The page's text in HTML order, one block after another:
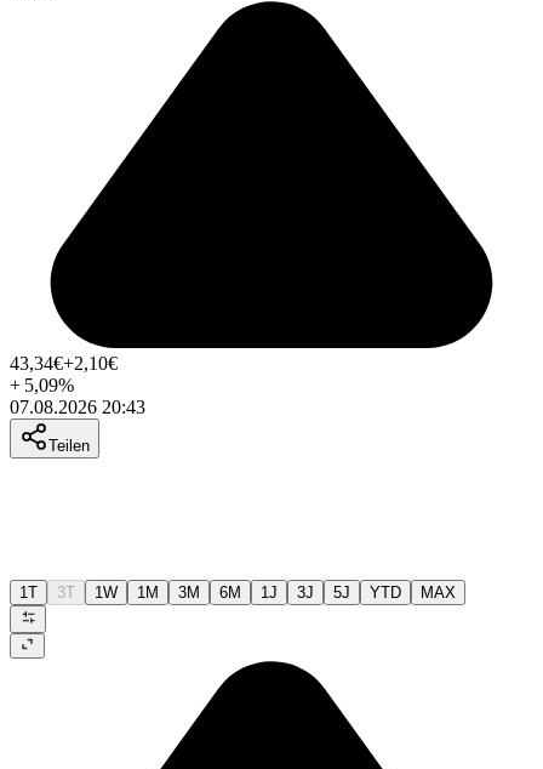
43,34€+2,10€
+ 5,09%
07.08.2026 20:43
Teilen
1T 3T 1W 1M 3M 6M 1J 3J 5J YTD MAX